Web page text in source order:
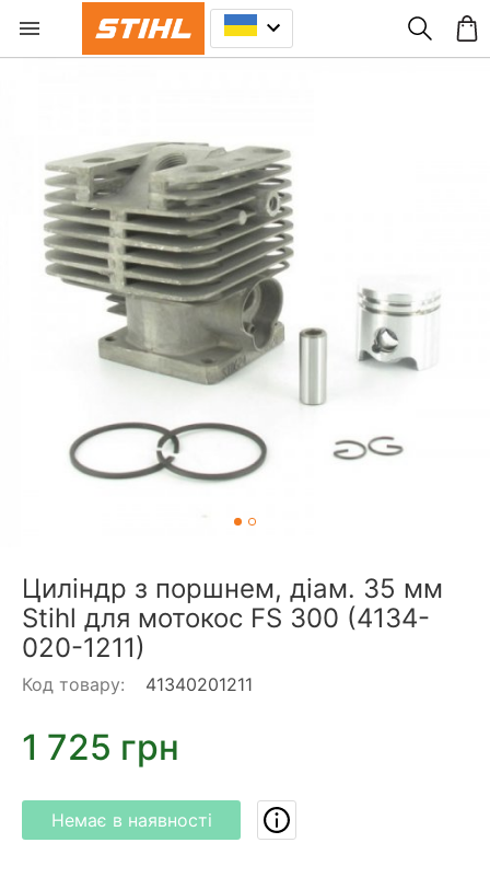
Циліндр з поршнем, діам. 35 мм
Stihl для мотокос FS 300 (4134-
020-1211)
Код товару: 41340201211
1 725 грн
Немає в наявності